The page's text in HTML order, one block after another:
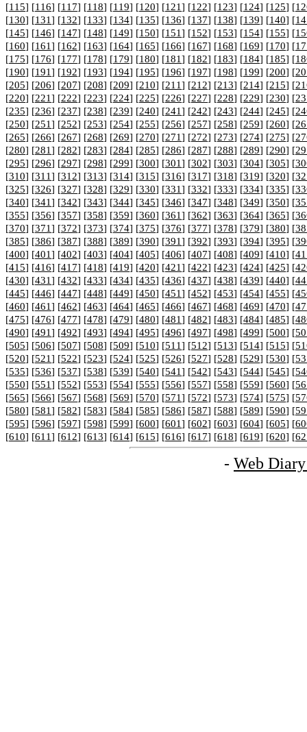
[115] [116] [117] [118] [119] [120] [121] [122] [123] [124] [125] [
[130] [131] [132] [133] [134] [135] [136] [137] [138] [139] [140] [
[145] [146] [147] [148] [149] [150] [151] [152] [153] [154] [155] [
[160] [161] [162] [163] [164] [165] [166] [167] [168] [169] [170] [
[175] [176] [177] [178] [179] [180] [181] [182] [183] [184] [185] [
[190] [191] [192] [193] [194] [195] [196] [197] [198] [199] [200] [
[205] [206] [207] [208] [209] [210] [211] [212] [213] [214] [215] [
[220] [221] [222] [223] [224] [225] [226] [227] [228] [229] [230] [
[235] [236] [237] [238] [239] [240] [241] [242] [243] [244] [245] [
[250] [251] [252] [253] [254] [255] [256] [257] [258] [259] [260] [
[265] [266] [267] [268] [269] [270] [271] [272] [273] [274] [275] [
[280] [281] [282] [283] [284] [285] [286] [287] [288] [289] [290] [
[295] [296] [297] [298] [299] [300] [301] [302] [303] [304] [305] [
[310] [311] [312] [313] [314] [315] [316] [317] [318] [319] [320] [
[325] [326] [327] [328] [329] [330] [331] [332] [333] [334] [335] [
[340] [341] [342] [343] [344] [345] [346] [347] [348] [349] [350] [
[355] [356] [357] [358] [359] [360] [361] [362] [363] [364] [365] [
[370] [371] [372] [373] [374] [375] [376] [377] [378] [379] [380] [
[385] [386] [387] [388] [389] [390] [391] [392] [393] [394] [395] [
[400] [401] [402] [403] [404] [405] [406] [407] [408] [409] [410] [
[415] [416] [417] [418] [419] [420] [421] [422] [423] [424] [425] [
[430] [431] [432] [433] [434] [435] [436] [437] [438] [439] [440] [
[445] [446] [447] [448] [449] [450] [451] [452] [453] [454] [455] [
[460] [461] [462] [463] [464] [465] [466] [467] [468] [469] [470] [
[475] [476] [477] [478] [479] [480] [481] [482] [483] [484] [485] [
[490] [491] [492] [493] [494] [495] [496] [497] [498] [499] [500] [
[505] [506] [507] [508] [509] [510] [511] [512] [513] [514] [515] [
[520] [521] [522] [523] [524] [525] [526] [527] [528] [529] [530] [
[535] [536] [537] [538] [539] [540] [541] [542] [543] [544] [545] [
[550] [551] [552] [553] [554] [555] [556] [557] [558] [559] [560] [
[565] [566] [567] [568] [569] [570] [571] [572] [573] [574] [575] [
[580] [581] [582] [583] [584] [585] [586] [587] [588] [589] [590] [
[595] [596] [597] [598] [599] [600] [601] [602] [603] [604] [605] [
[610] [611] [612] [613] [614] [615] [616] [617] [618] [619] [620] [
- Web